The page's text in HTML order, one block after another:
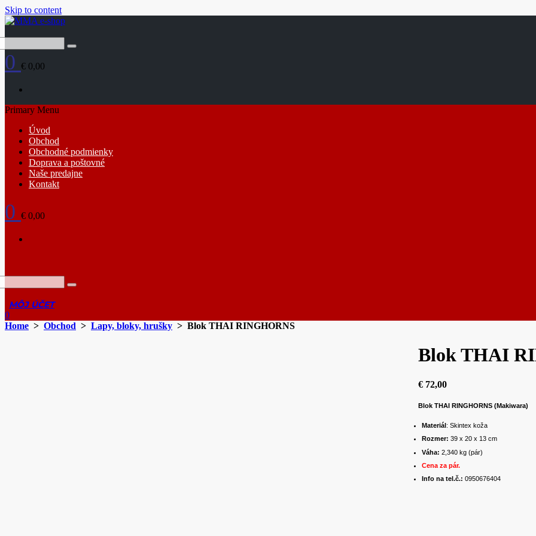
Skip to content
0 € 0,00
Primary Menu
Úvod
Obchod
Obchodné podmienky
Doprava a poštovné
Naše predajne
Kontakt
0 € 0,00
0
Home > Obchod > Lapy, bloky, hrušky > Blok THAI RINGHORNS
Blok THAI
€72,00
Blok THAI RINGHORNS (Makiwara)
Materiál: Skintex koža
Rozmer: 39 x 20 x 13 cm
Váha: 2,340 kg (pár)
Cena za pár.
Info na tel.č.: 0950676404